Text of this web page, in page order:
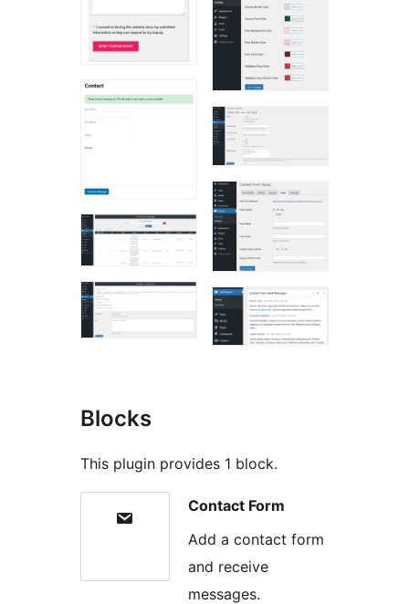
Blocks
This plugin provides 1 block.
Contact Form
Add a contact form
and receive
messages.